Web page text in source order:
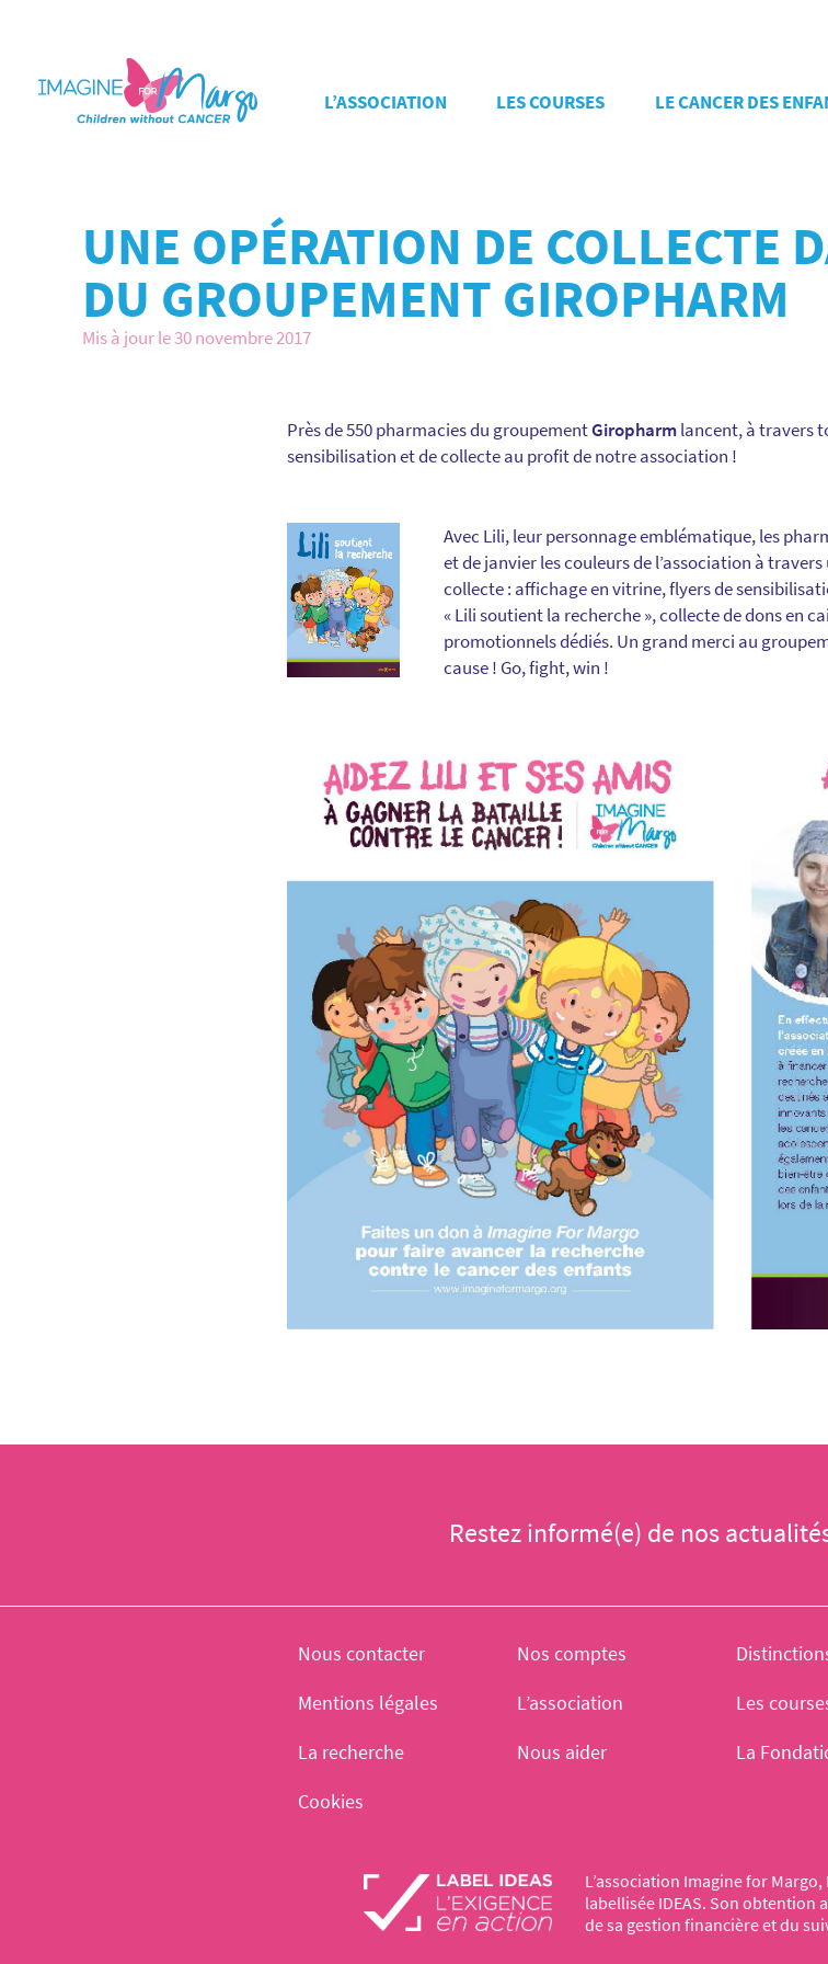
L’ASSOCIATION LES COURSES LE CANCER DES
UNE OPÉRATION DE COLLECTE
DU GROUPEMENT GIROPHARM
Mis à jour le 30 novembre 2017
Près de 550 pharmacies du groupementGiropharmlancent, à travers
sensibilisation et de collecte au profit de notre association !
Avec Lili, leur personnage emblématique, les
et de janvier les couleurs de l’association à
collecte : affichage en vitrine, flyers de
« Lili soutient la recherche », collecte de dons en
promotionnels dédiés. Un grand merci au
cause ! Go, fight, win !
Restez informé(e) de nos
L’association Imagine for
labellisée IDEAS. Son obtention
de sa gestion financière et du
Nous contacter Nos comptes
Mentions légales
L’association Les
La recherche
Nous aider La
Cookies